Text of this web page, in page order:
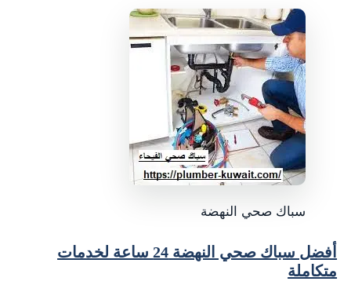
سباك صحي النهضة
أفضل سباك صحي النهضة 24 ساعة لخدمات
متكاملة